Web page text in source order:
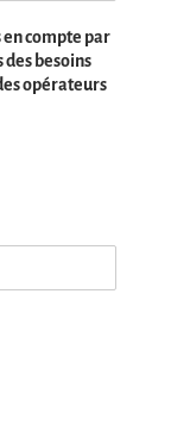
en compte par
des besoins
opérateurs